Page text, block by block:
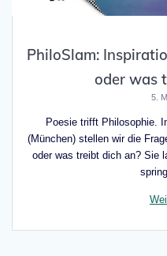
PhiloSlam:
oder was
5.
Poesie trifft Philosophie.
(München) stellen wir die
oder was treibt dich an? Sie